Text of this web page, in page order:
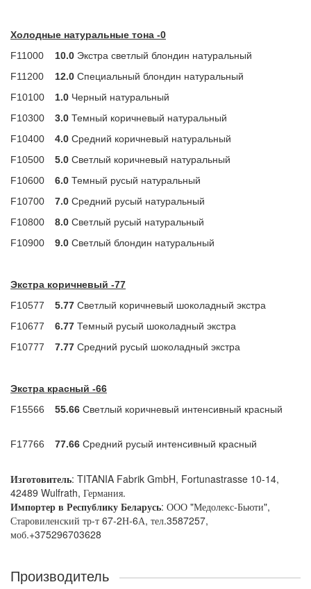
Холодные натуральные тона -0
F11000
10.0 Экстра светлый блондин натуральный
F11200
12.0 Специальный блондин натуральный
F10100
1.0 Черный натуральный
F10300
3.0 Темный коричневый натуральный
F10400
4.0 Средний коричневый натуральный
F10500
5.0 Светлый коричневый натуральный
F10600
6.0 Темный русый натуральный
F10700
7.0 Средний русый натуральный
F10800
8.0 Светлый русый натуральный
F10900
9.0 Светлый блондин натуральный
Экстра коричневый -77
F10577
5.77 Светлый коричневый шоколадный экстра
F10677
6.77 Темный русый шоколадный экстра
F10777
7.77 Средний русый шоколадный экстра
Экстра красный -66
F15566
55.66 Светлый коричневый интенсивный красный
F17766 77.66 Средний русый интенсивный красный
Изготовитель: TITANIA Fabrik GmbH, Fortunastrasse 10-14,
42489 Wulfrath, Германия.
Импортер в Республику Беларусь: ООО "Медолекс-Бьюти",
Старовиленский тр-т 67-2Н-6А, тел.3587257,
моб.+375296703628
Производитель